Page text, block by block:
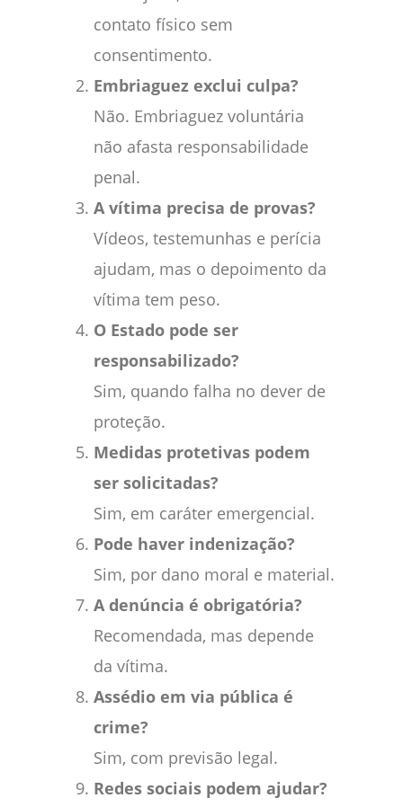
contato físico sem
consentimento.
Embriaguez exclui culpa?
Não. Embriaguez voluntária
não afasta responsabilidade
penal.
A vítima precisa de provas?
Vídeos, testemunhas e perícia
ajudam, mas o depoimento da
vítima tem peso.
O Estado pode ser
responsabilizado?
Sim, quando falha no dever de
proteção.
Medidas protetivas podem
ser solicitadas?
Sim, em caráter emergencial.
Pode haver indenização?
Sim, por dano moral e material.
A denúncia é obrigatória?
Recomendada, mas depende
da vítima.
Assédio em via pública é
crime?
Sim, com previsão legal.
Redes sociais podem ajudar?